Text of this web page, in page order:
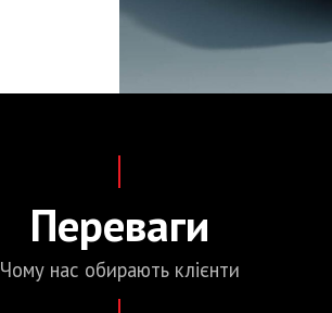
Переваги
Чому нас обираютьклієнти